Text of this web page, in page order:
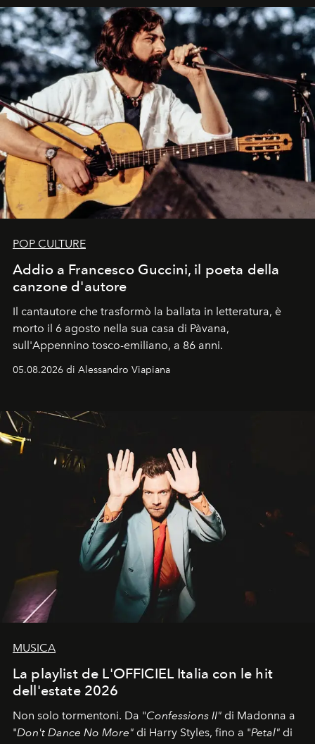
uno dei documenti più contemporanei che abbiamo.
POP CULTURE
Addio a Francesco Guccini, il poeta della
canzone d'autore
Il cantautore che trasformò la ballata in letteratura, è
morto il 6 agosto nella sua casa di Pàvana,
sull'Appennino tosco-emiliano, a 86 anni.
05.08.2026 di Alessandro Viapiana
MUSICA
La playlist de L'OFFICIEL Italia con le hit
dell'estate 2026
Non solo tormentoni. Da "Confessions II" di Madonna a
"Don't Dance No More" di Harry Styles, fino a "Petal" di